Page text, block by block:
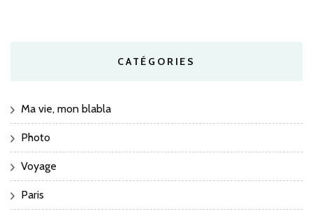
CATÉGORIES
Ma vie, mon blabla
Photo
Voyage
Paris